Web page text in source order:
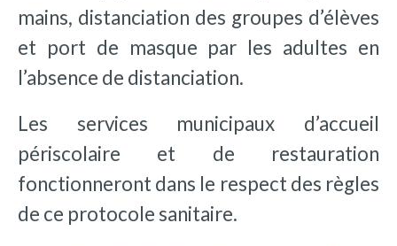
mains, distanciation des groupes d’élèves
et port de masque par les adultes en
l’absence de distanciation.
Les services municipaux d’accueil
périscolaire et de restauration
fonctionneront dans le respect des règles
de ce protocole sanitaire.